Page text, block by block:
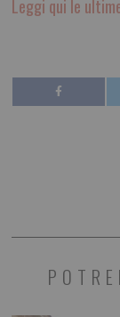
Leggi qui le